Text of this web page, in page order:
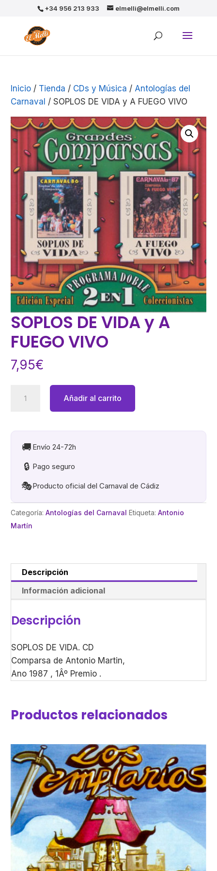
+34 956 213 933 elmelli@elmelli.com
Inicio / Tienda / CDs y Música / Antologías del
Carnaval / SOPLOS DE VIDA y A FUEGO VIVO
SOPLOS DE VIDA y A
FUEGO VIVO
7,95€
y
VIVO
cantidad
Añadir al carrito
🚚 Envío 24-72h
🔒 Pago seguro
🎭Producto oficial del Carnaval de Cádiz
Categoría:Antologías del Carnaval Etiqueta:Antonio
Martín
Descripción
Información adicional
Descripción
SOPLOS DE VIDA. CD
Comparsa de Antonio Martin,
Ano 1987 , 1Âº Premio .
Productos relacionados